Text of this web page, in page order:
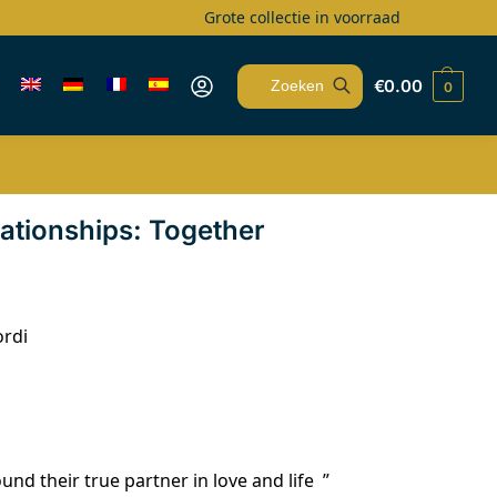
Grote collectie in voorraad
€0.00 0
Together
their true partner in love and life ”